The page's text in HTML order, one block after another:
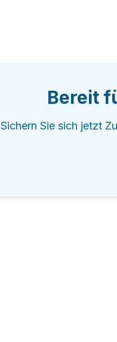
Bereit
Sichern Sie sich jetzt